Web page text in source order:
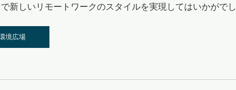
新しいリモートワークのスタイルを実現してはいかがでし
境広場